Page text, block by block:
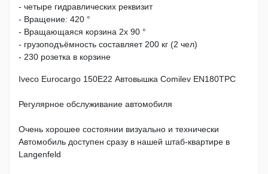
- четыре гидравлических реквизит
- Вращение: 420 °
- Вращающаяся корзина 2x 90 °
- грузоподъёмность составляет 200 кг (2 чел)
- 230 розетка в корзине
Iveco Eurocargo 150E22 Автовышка Comilev EN180TPC
Регулярное обслуживание автомобиля
Очень хорошее состоянии визуально и технически
Автомобиль доступен сразу в нашей штаб-квартире в
Langenfeld